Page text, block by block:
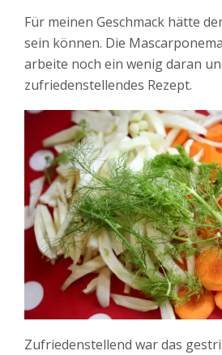
Für meinen Geschmack hätte
sein können. Die
arbeite noch ein wenig daran
zufriedenstellendes Rezept.
Zufriedenstellend war das